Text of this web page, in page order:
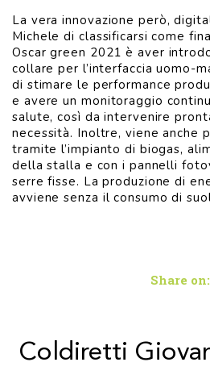
La vera innovazione però,
Michele di classificarsi come
Oscar green 2021 è aver
collare per l’interfaccia uomo-
di stimare le performance
e avere un monitoraggio
salute, così da intervenire
necessità. Inoltre, viene anche
tramite l’impianto di biogas,
della stalla e con i pannelli
serre fisse. La produzione di
avviene senza il consumo di
Share on:
Coldiretti